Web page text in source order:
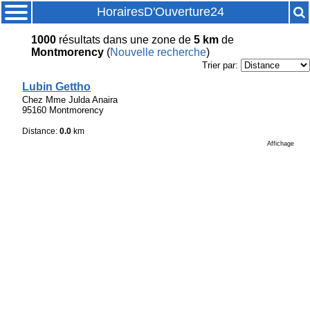
HorairesD'Ouverture24
1000résultatsdans une zone de 5 kmde
Montmorency(Nouvelle recherche)
Trier par:
Lubin Gettho
Chez Mme Julda Anaira
95160 Montmorency
Distance:0.0 km
Affichage